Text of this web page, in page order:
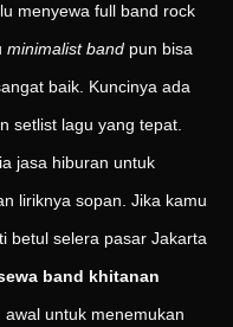
menyewa full band rock
minimalist band pun bisa
baik. Kuncinya ada
setlist lagu yang tepat.
jasa hiburan untuk
liriknya sopan. Jika kamu
betul selera pasar Jakarta
band khitanan
untuk menemukan